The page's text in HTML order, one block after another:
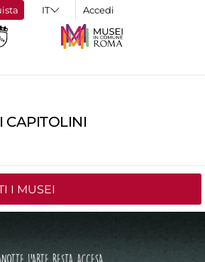
Accedi
CAPITOLINI
I MUSEI